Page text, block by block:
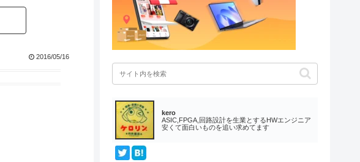
2016/05/16
kero
ASIC,FPGA,回路設計を生業とするHWエンジニア
安くて面白いものを追い求めてます